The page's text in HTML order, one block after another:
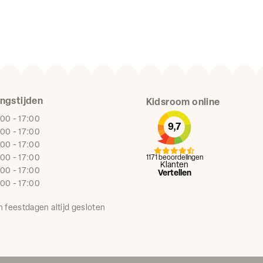
- 17:00
- 17:00
- 17:00
- 17:00
- 17:00
- 17:00
feestdagen altijd gesloten
Kidsroom online
9,7
Klanten
Vertellen
1171 beoordelingen